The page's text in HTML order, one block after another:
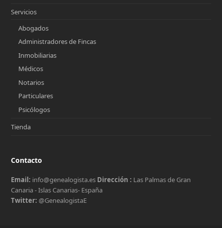
Servicios
Abogados
Administradores de Fincas
Inmobiliarias
Médicos
Notarios
Particulares
Psicólogos
Tienda
Contacto
Email: info@genealogista.es Dirección : Las Palmas de Gran
Canaria - Islas Canarias- España
Twitter: @GenealogistaE